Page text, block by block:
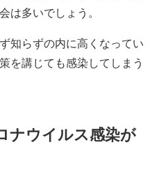
は多いでしょう。
知らずの内に高くなってい
を講じても感染してしまう
ナウイルス感染が